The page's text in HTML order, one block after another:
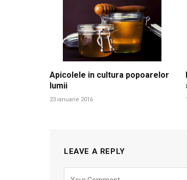
Apicolele in cultura popoarelor
lumii
23 ianuarie 2016
LEAVE A REPLY